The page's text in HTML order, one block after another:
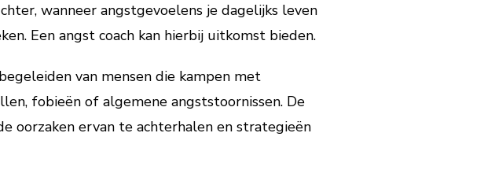
wanneer angstgevoelens je dagelijks leven
Een angst coach kan hierbij uitkomst bieden.
van mensen die kampen met
fobieën of algemene angststoornissen. De
oorzaken ervan te achterhalen en strategieën